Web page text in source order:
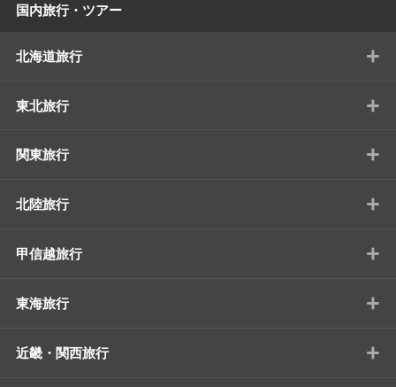
国内旅行・ツアー
北海道旅行 +
東北旅行 +
関東旅行 +
北陸旅行 +
甲信越旅行 +
東海旅行 +
近畿・関西旅行 +